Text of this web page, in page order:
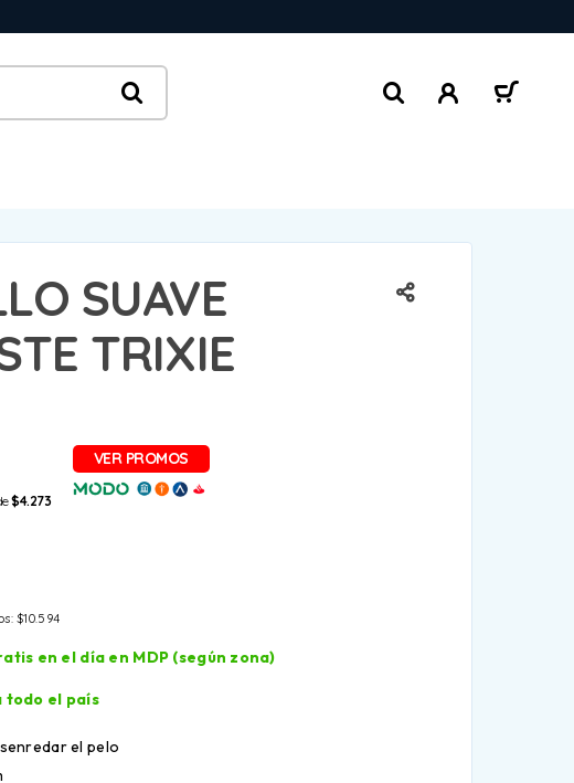
SUAVE
TRIXIE
$4.273
$10.594
en el día en MDP (según zona)
todo el país
el pelo